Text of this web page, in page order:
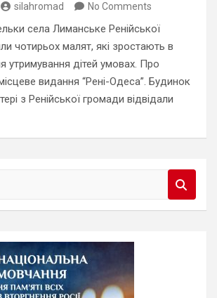
silahromad No Comments
села Лиманське Ренійської
чотирьох малят, які зростають в
утримування дітей умовах. Про
видання “Рені-Одеса”. Будинок
з Ренійської громади відвідали